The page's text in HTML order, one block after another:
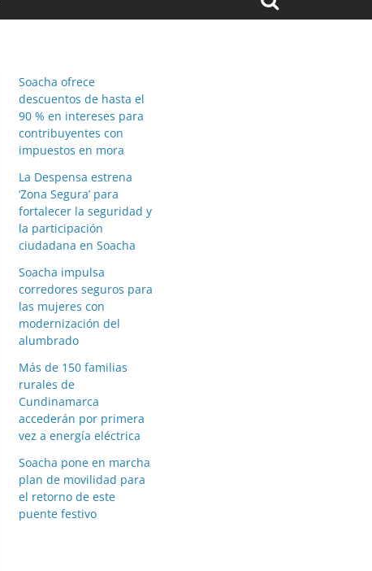
Soacha ofrece
descuentos de hasta el
90 % en intereses para
contribuyentes con
impuestos en mora
La Despensa estrena
‘Zona Segura’ para
fortalecer la seguridad y
la participación
ciudadana en Soacha
Soacha impulsa
corredores seguros para
las mujeres con
modernización del
alumbrado
Más de 150 familias
rurales de
Cundinamarca
accederán por primera
vez a energía eléctrica
Soacha pone en marcha
plan de movilidad para
el retorno de este
puente festivo